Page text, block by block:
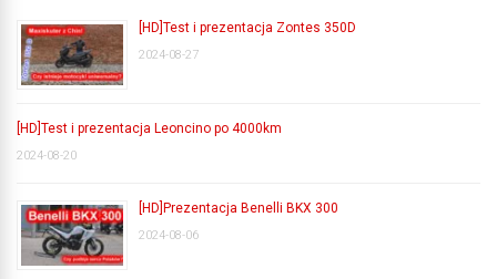
[HD]Test i prezentacja Zontes 350D
2024-08-27
[HD]Test i prezentacja Leoncino po 4000km
2024-08-20
[HD]Prezentacja Benelli BKX 300
2024-08-06